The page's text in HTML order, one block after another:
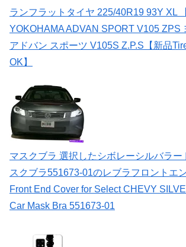
ランフラットタイヤ 225/40R19 93Y XL
YOKOHAMA ADVAN SPORT V105 ZPS
アドバン スポーツ V105S Z.P.S【新品
OK】
マスクブラ 選択したシボレーシルバラー
スクブラ551673-01のレブラフロントエ
Front End Cover for Select CHEVY
Car Mask Bra 551673-01